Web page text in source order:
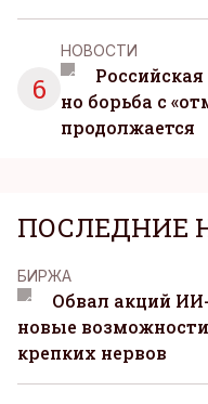
6
НОВОСТИ
но борьба с
продолжается
ПОСЛЕДНИЕ
БИРЖА
Обвал акций
новые
крепких нервов